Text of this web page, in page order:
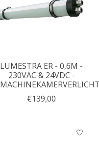
LUMESTRA ER - 0,6M -
230VAC & 24VDC -
€139,00